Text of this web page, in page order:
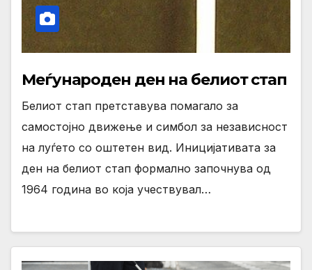
Меѓународен ден на белиот стап
Белиот стап претставува помагало за
самостојно движење и симбол за независност
на луѓето со оштетен вид. Иницијативата за
ден на белиот стап формално започнува од
1964 година во која учествувал…